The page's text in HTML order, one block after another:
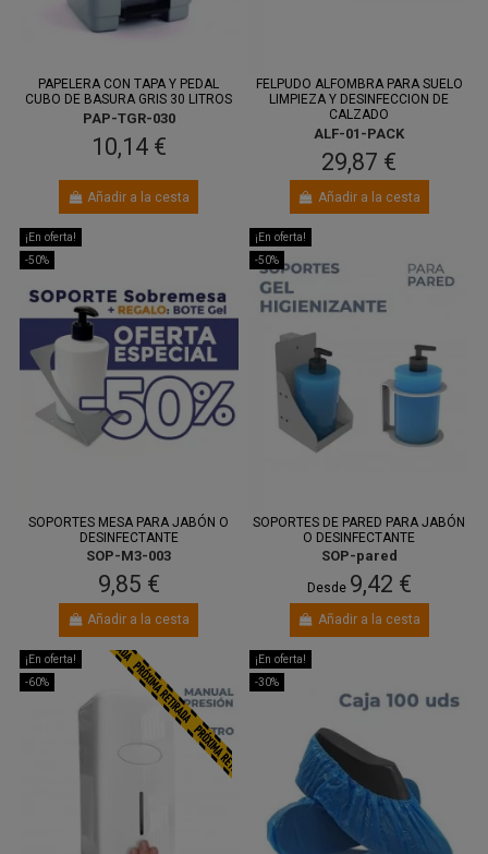
PAPELERA CON TAPA Y PEDAL
CUBO DE BASURA GRIS 30 LITROS
PAP-TGR-030
10,14 €
Añadir a la cesta
FELPUDO ALFOMBRA PARA SUELO
LIMPIEZA Y DESINFECCION DE
CALZADO
ALF-01-PACK
29,87 €
Añadir a la cesta
¡En oferta!
-50%
SOPORTES MESA PARA JABÓN O
DESINFECTANTE
SOP-M3-003
9,85 €
Añadir a la cesta
¡En oferta!
-50%
SOPORTES DE PARED PARA JABÓN
O DESINFECTANTE
SOP-pared
Desde 9,42 €
Añadir a la cesta
¡En oferta!
-60%
¡En oferta!
-30%